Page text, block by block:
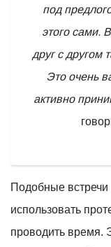
под
этого сами.
друг с другом
Это очень
активно
Подобные
использовать
проводить время.